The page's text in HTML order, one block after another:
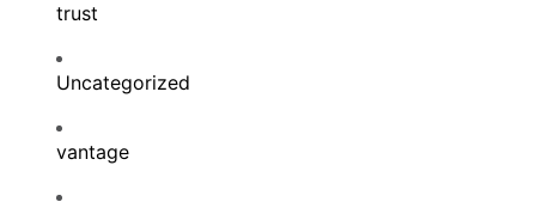
trust
Uncategorized
vantage